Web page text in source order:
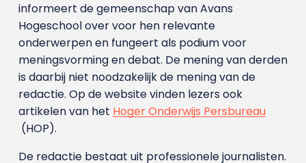
informeert de gemeenschap van Avans
Hogeschool over voor hen relevante
onderwerpen en fungeert als podium voor
meningsvorming en debat. De mening van derden
is daarbij niet noodzakelijk de mening van de
redactie. Op de website vinden lezers ook
artikelen van het Hoger Onderwijs Persbureau
(HOP).
De redactie bestaat uit professionele journalisten.